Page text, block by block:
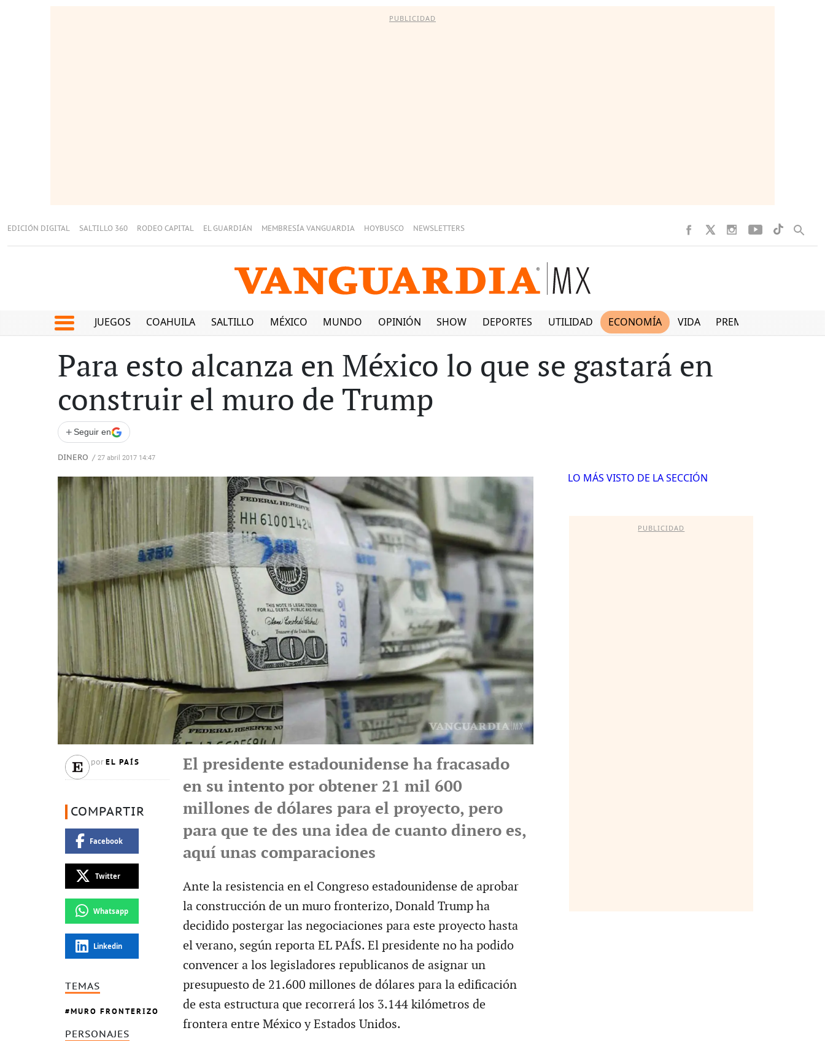
PUBLICIDAD
EDICIÓN DIGITAL SALTILLO 360 RODEO CAPITAL EL GUARDIÁN MEMBRESÍA VANGUARDIA HOYBUSCO NEWSLETTERS
JUEGOS COAHUILA SALTILLO MÉXICO MUNDO OPINIÓN SHOW DEPORTES UTILIDAD ECONOMÍA VIDA PREMIUM
Para esto alcanza en México lo que se gastará en
construir el muro de Trump
+ Seguir en
DINERO / 27 abril 2017 14:47
por EL PAÍS
COMPARTIR
Facebook
Twitter
Whatsapp
Linkedin
TEMAS
MURO FRONTERIZO
PERSONAJES
El presidente estadounidense ha fracasado
en su intento por obtener 21 mil 600
millones de dólares para el proyecto, pero
para que te des una idea de cuanto dinero es,
aquí unas comparaciones
Ante la resistencia en el Congreso estadounidense de aprobar
la construcción de un muro fronterizo, Donald Trump ha
decidido postergar las negociaciones para este proyecto hasta
el verano, según reporta EL PAÍS. El presidente no ha podido
convencer a los legisladores republicanos de asignar un
presupuesto de 21.600 millones de dólares para la edificación
de esta estructura que recorrerá los 3.144 kilómetros de
frontera entre México y Estados Unidos.
LO MÁS VISTO DE LA SECCIÓN
PUBLICIDAD